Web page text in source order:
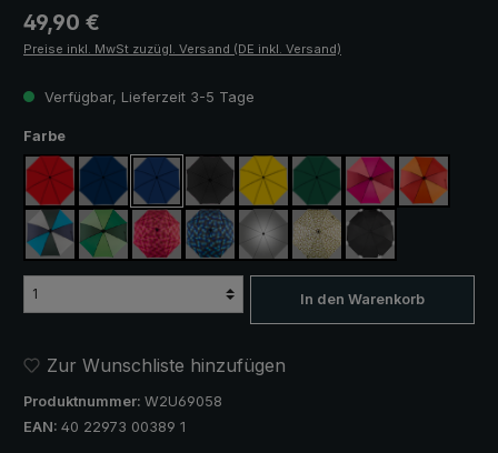
Regulärer Preis:
49,90 €
Preise inkl. MwSt zuzügl. Versand (DE inkl. Versand)
Verfügbar, Lieferzeit 3-5 Tage
Farbeauswählen
rot marineblaukönigsblauschwarzgelb dunkelgrünpink / rot / weinrot
orange /
blau / grün / grau
hellgrün / dunkelgrünrosa / rot kariert
blau / grün kariert
silber, UV-Schutz 50+
camouflageschwarz, mit
In den Warenkorb
Zur Wunschliste hinzufügen
Produktnummer: W2U69058
EAN: 40 22973 00389 1